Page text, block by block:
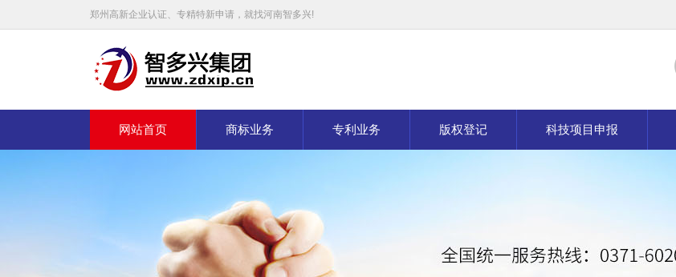
郑州高新企业认证、专精特新申请，就找河南智多兴!
网站首页 商标业务 专利业务 版权登记 科技项目申报